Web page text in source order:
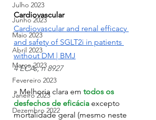
Julho 2023
Junho 2023
Maio 2023
Abril 2023
Março 2023
Fevereiro 2023
Janeiro 2023
Dezembro 2022
Cardiovascular
Cardiovascular and renal efficacy
and safety of SGLT2i in patients
without DM | BMJ
4 ECAs, n 8927
» Melhoria clara em todos os
desfechos de eficácia excepto
mortalidade geral (mesmo neste